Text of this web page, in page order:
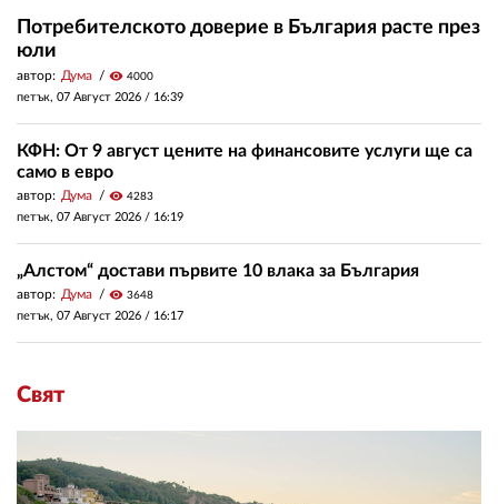
Потребителското доверие в България расте през
юли
автор: Дума visibility 4000
петък, 07 Август 2026 / 16:39
КФН: От 9 август цените на финансовите услуги ще са
само в евро
автор: Дума visibility 4283
петък, 07 Август 2026 / 16:19
„Алстом“ достави първите 10 влака за България
автор: Дума visibility 3648
петък, 07 Август 2026 / 16:17
Свят